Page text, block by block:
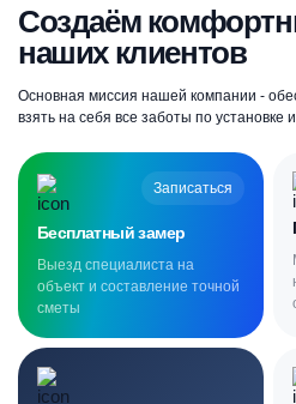
Создаём
наших клиентов
Основная миссия нашей компании -
взять на себя все заботы по
Записаться
Бесплатный замер
Выезд специалиста на
объект и составление точной
сметы